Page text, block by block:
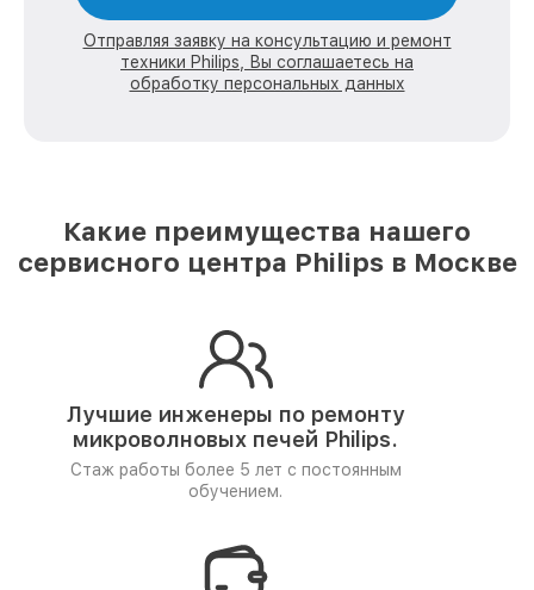
Отправляя заявку на консультацию и ремонт
техники Philips, Вы соглашаетесь на
обработку персональных данных
Какие преимущества нашего
сервисного центра Philips в Москве
Лучшие инженеры по ремонту
микроволновых печей Philips.
Стаж работы более 5 лет с постоянным
обучением.